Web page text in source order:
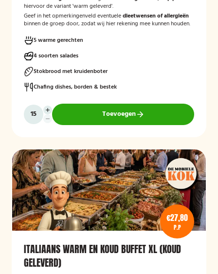
hiervoor de variant 'warm geleverd'.
Geef in het opmerkingenveld eventueledieetwensen of allergieën
binnen de groep door, zodat wij hier rekening mee kunnen houden.
5 warme gerechten
4 soorten salades
Stokbrood met kruidenboter
Chafing dishes, borden & bestek
Toevoegen
€27,80
P.P
ITALIAANS WARM EN KOUD BUFFET XL (KOUD
GELEVERD)